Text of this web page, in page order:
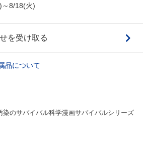
～8/18(火)
を受け取る
品について
染のサバイバル科学漫画サバイバルシリーズ